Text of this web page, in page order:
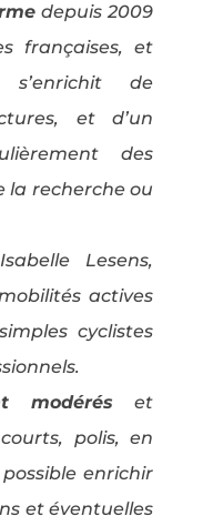
depuis 2009
françaises, et
de
et d’un
des
la recherche ou
Lesens,
actives
cyclistes
modéréset
polis, en
enrichir
et éventuelles